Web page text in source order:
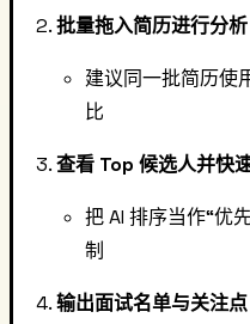
批量拖入简历进行分析
建议同一批简历使
比
查看 Top 候选人并快
把 AI 排序当作“优
制
输出面试名单与关注点